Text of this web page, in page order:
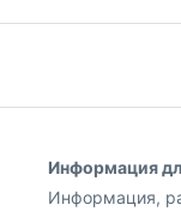
Информация
Информация,